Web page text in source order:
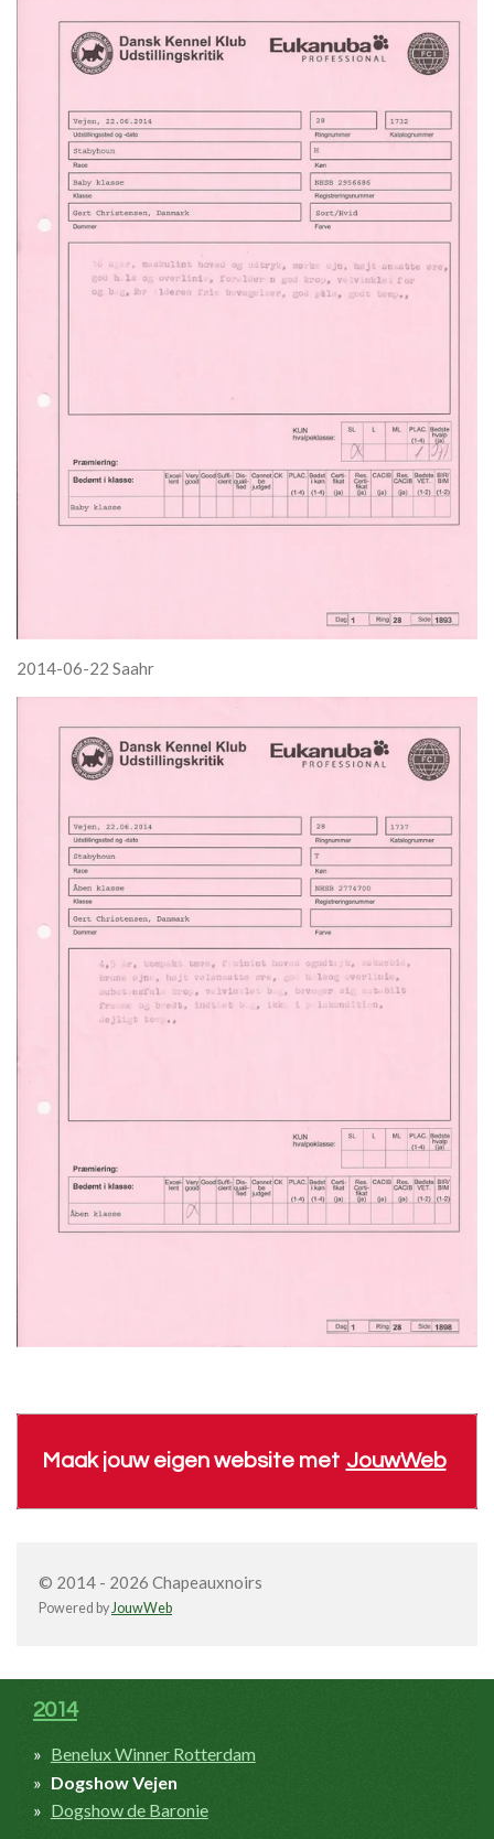
2014-06-22 Saahr
Maak jouw eigen website met JouwWeb
© 2014 - 2026 Chapeauxnoirs
Powered byJouwWeb
2014
Benelux Winner Rotterdam
Dogshow Vejen
Dogshow de Baronie